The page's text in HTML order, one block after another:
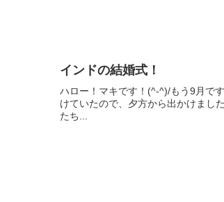
インドの結婚式！
ハロー！マキです！(^-^)/もう9月で
けていたので、夕方から出かけまし
たち...